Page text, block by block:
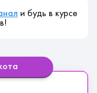
и будь в курсе